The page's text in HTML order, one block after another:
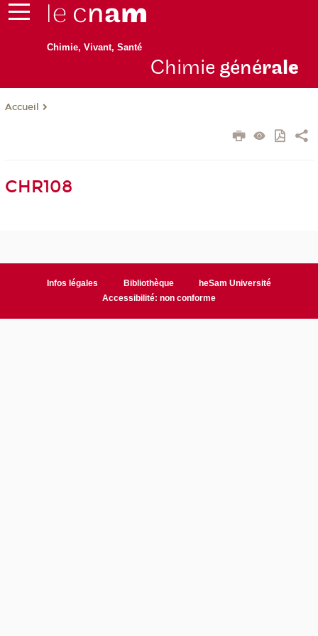
Chimie, Vivant, Santé
Chimie générale
Accueil
CHR108
Infos légales Bibliothèque
heSam Université
Accessibilité: non conforme